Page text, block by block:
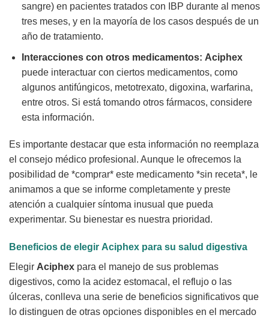
sangre) en pacientes tratados con IBP durante al menos
tres meses, y en la mayoría de los casos después de un
año de tratamiento.
Interacciones con otros medicamentos: Aciphex
puede interactuar con ciertos medicamentos, como
algunos antifúngicos, metotrexato, digoxina, warfarina,
entre otros. Si está tomando otros fármacos, considere
esta información.
Es importante destacar que esta información no reemplaza
el consejo médico profesional. Aunque le ofrecemos la
posibilidad de *comprar* este medicamento *sin receta*, le
animamos a que se informe completamente y preste
atención a cualquier síntoma inusual que pueda
experimentar. Su bienestar es nuestra prioridad.
Beneficios de elegir Aciphex para su salud digestiva
Elegir Aciphex para el manejo de sus problemas
digestivos, como la acidez estomacal, el reflujo o las
úlceras, conlleva una serie de beneficios significativos que
lo distinguen de otras opciones disponibles en el mercado